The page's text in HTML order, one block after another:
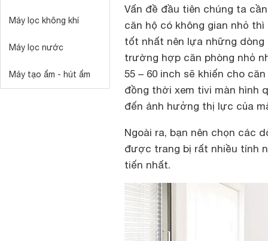
Máy lọc không khí
Máy lọc nước
Máy tạo ẩm - hút ẩm
Vấn đề đầu tiên chúng ta
căn hộ có không gian nhỏ
tốt nhất nên lựa những dòng
trường hợp căn phòng nhỏ
55 – 60 inch sẽ khiến cho
đồng thời xem tivi màn hình
đến ảnh hưởng thị lực của
Ngoài ra, bạn nên chọn các
được trang bị rất nhiều tính
tiến nhất.